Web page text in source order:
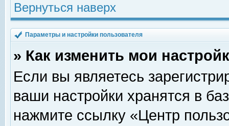
Вернуться наверх
Параметры и настройки пользователя
» Как изменить мои
Если вы являетесь
ваши настройки хранятся в
нажмите ссылку «Центр